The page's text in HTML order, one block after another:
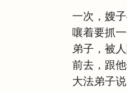
一次，嫂
嚷着要抓
弟子，被
前去，跟
大法弟子